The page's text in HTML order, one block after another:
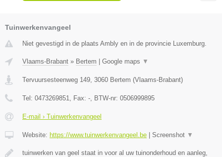
Tuinwerkenvangeel
Niet gevestigd in de plaats Ambly en in de provincie Luxemburg.
Vlaams-Brabant » Bertem Google maps ▼
Tervuursesteenweg 149 3060 Bertem (Vlaams-Brabant)
Tel: 0473269851 , Fax: - , BTW-nr: 0506999895
E-mail › Tuinwerkenvangeel
Website: https://www.tuinwerkenvangeel.be Screenshot ▼
tuinwerken van geel staat in voor al uw tuinonderhoud en aanleg,